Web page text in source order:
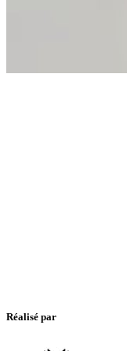
Réalisé par